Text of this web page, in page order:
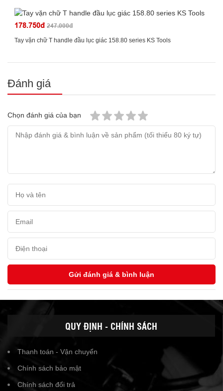
178.750đ 247.000đ
Tay vặn chữ T handle đầu lục giác 158.80 series KS Tools
Đánh giá
Chọn đánh giá của bạn
QUY ĐỊNH - CHÍNH SÁCH
Thanh toán - Vận chuyển
Chính sách bảo mật
Chính sách đổi trả